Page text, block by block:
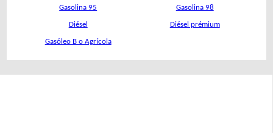
Gasolina 95 Gasolina 98
Diésel Diésel prémium
Gasóleo B o Agrícola